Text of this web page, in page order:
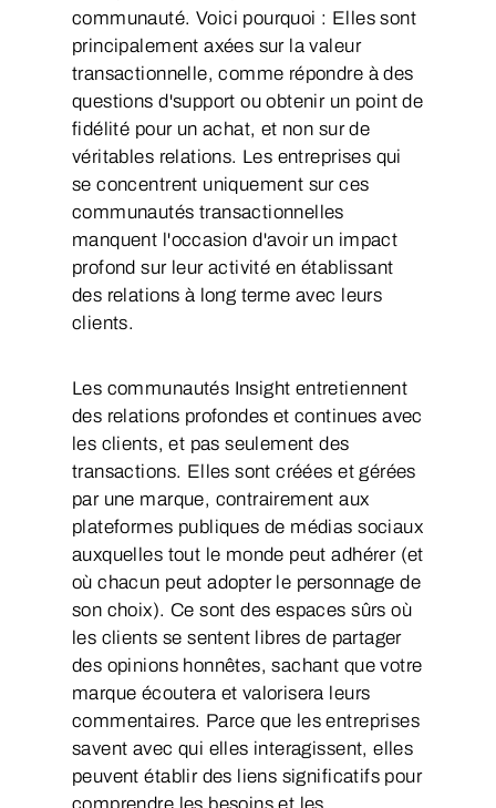
communauté. Voici pourquoi : Elles sont
principalement axées sur la valeur
transactionnelle, comme répondre à des
questions d'support ou obtenir un point de
fidélité pour un achat, et non sur de
véritables relations. Les entreprises qui
se concentrent uniquement sur ces
communautés transactionnelles
manquent l'occasion d'avoir un impact
profond sur leur activité en établissant
des relations à long terme avec leurs
clients.
Les communautés Insight entretiennent
des relations profondes et continues avec
les clients, et pas seulement des
transactions. Elles sont créées et gérées
par une marque, contrairement aux
plateformes publiques de médias sociaux
auxquelles tout le monde peut adhérer (et
où chacun peut adopter le personnage de
son choix). Ce sont des espaces sûrs où
les clients se sentent libres de partager
des opinions honnêtes, sachant que votre
marque écoutera et valorisera leurs
commentaires. Parce que les entreprises
savent avec qui elles interagissent, elles
peuvent établir des liens significatifs pour